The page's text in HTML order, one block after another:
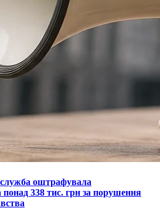
оштрафувала
понад 338 тис. грн за порушення